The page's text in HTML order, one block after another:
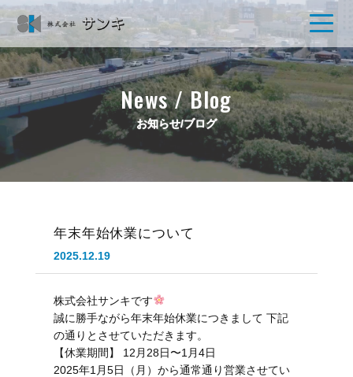
News / Blog
お知らせ/ブログ
年末年始休業について
2025.12.19
株式会社サンキです
誠に勝手ながら年末年始休業につきまして 下記
の通りとさせていただきます。
【休業期間】
12月28日〜1月4日
2025年1月5日（月）から通常通り営業させてい